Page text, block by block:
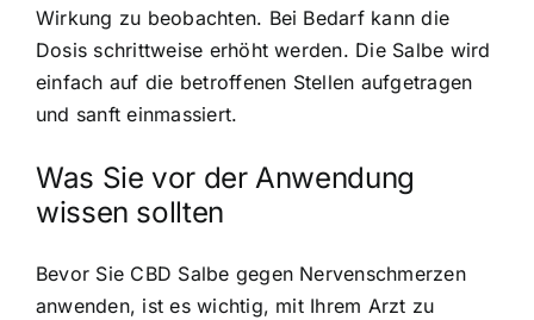
Wirkung zu beobachten. Bei Bedarf kann die
Dosis schrittweise erhöht werden. Die Salbe wird
einfach auf die betroffenen Stellen aufgetragen
und sanft einmassiert.
Was Sie vor der Anwendung
wissen sollten
Bevor Sie CBD Salbe gegen Nervenschmerzen
anwenden, ist es wichtig, mit Ihrem Arzt zu